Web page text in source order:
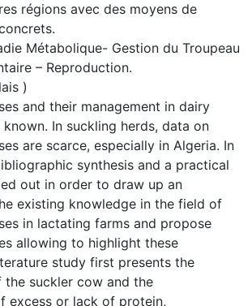
régions avec des moyens de
Métabolique- Gestion du Troupeau
– Reproduction.
)
and their management in dairy
In suckling herds, data on
are scarce, especially in Algeria. In
synthesis and a practical
out in order to draw up an
existing knowledge in the field of
in lactating farms and propose
allowing to highlight these
study first presents the
the suckler cow and the
excess or lack of protein,